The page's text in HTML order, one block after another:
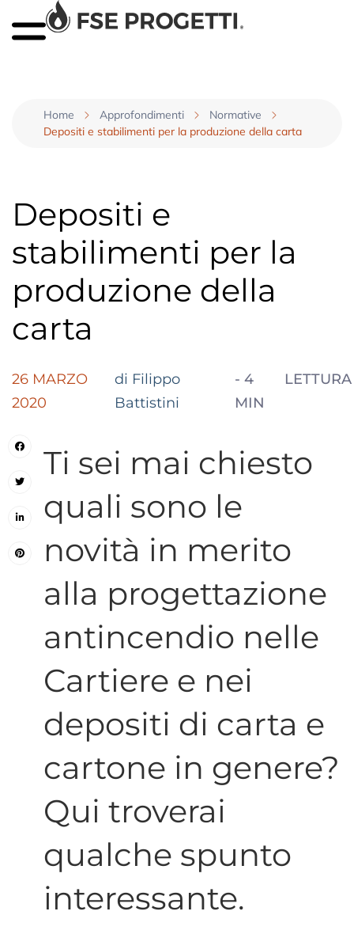
Home Approfondimenti
Normative
Depositi e stabilimenti per la produzione della carta
Depositi e
stabilimenti per la
produzione della
carta
26 MARZO
2020
di Filippo
Battistini
- 4
MIN
LETTURA
Ti sei mai chiesto
quali sono le
novità in merito
alla progettazione
antincendio nelle
Cartiere e nei
depositi di carta e
cartone in genere?
Qui troverai
qualche spunto
interessante.